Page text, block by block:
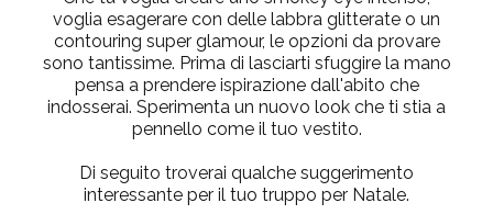
voglia esagerare con delle labbra glitterate o un
contouring super glamour, le opzioni da provare
sono tantissime. Prima di lasciarti sfuggire la mano
pensa a prendere ispirazione dall'abito che
indosserai. Sperimenta un nuovo look che ti stia a
pennello come il tuo vestito.
Di seguito troverai qualche suggerimento
interessante per il tuo truppo per Natale.